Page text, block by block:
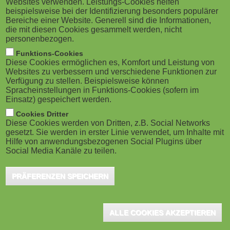
M
o
b
i
l
e
)
Websites verwenden. Leistungs-Cookies helfen
beispielsweise bei der Identifizierung besonders populärer
Bereiche einer Website. Generell sind die Informationen,
die mit diesen Cookies gesammelt werden, nicht
personenbezogen.
Funktions-Cookies
Diese Cookies ermöglichen es, Komfort und Leistung von
Websites zu verbessern und verschiedene Funktionen zur
Verfügung zu stellen. Beispielsweise können
Spracheinstellungen in Funktions-Cookies (sofern im
Einsatz) gespeichert werden.
Cookies Dritter
Diese Cookies werden von Dritten, z.B. Social Networks
gesetzt. Sie werden in erster Linie verwendet, um Inhalte mit
Hilfe von anwendungsbezogenen Social Plugins über
Social Media Kanäle zu teilen.
PRÄFERENZEN SPEICHERN
ALLE COOKIES AKZEPTIEREN